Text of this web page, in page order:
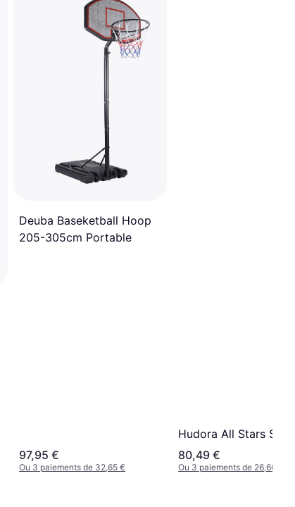
Deuba Baseketball Hoop
205-305cm Portable
97,95 €
Ou 3 paiements de 32,65 €
Hudora All Stars
80,49 €
Ou 3 paiements de 26,66 €